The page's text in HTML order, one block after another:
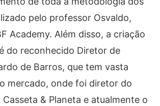
pelo professor Osvaldo,
Academy. Além disso, a criação
do reconhecido Diretor de
de Barros, que tem vasta
mercado, onde foi diretor do
Casseta & Planeta e atualmente o